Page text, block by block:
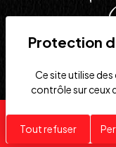
6
1,
Ce site utilise
contrôle sur ceux
Tout refuser